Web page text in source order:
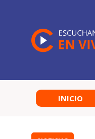
INICIO